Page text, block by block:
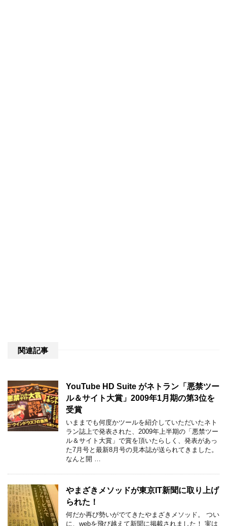
関連記事
YouTube HD Suite がネトラン「悪禁ツー
ル＆サイト大賞」2009年1月期の第3位を
受賞
いままでも何度かツールを紹介していただいたネト
ラン誌上で発表された、2009年上半期の「悪禁ツー
ル＆サイト大賞」で賞を頂いたらしく、発表があっ
た7月号と最新8月号の見本誌が送られてきました。
なんと開 …
やまざきメソッドが東京IT新聞に取り上げ
られた！
何だか再び勢いがでてきたやまざきメソッド。 つい
に、webを飛び越えて新聞に掲載されました！ 実は